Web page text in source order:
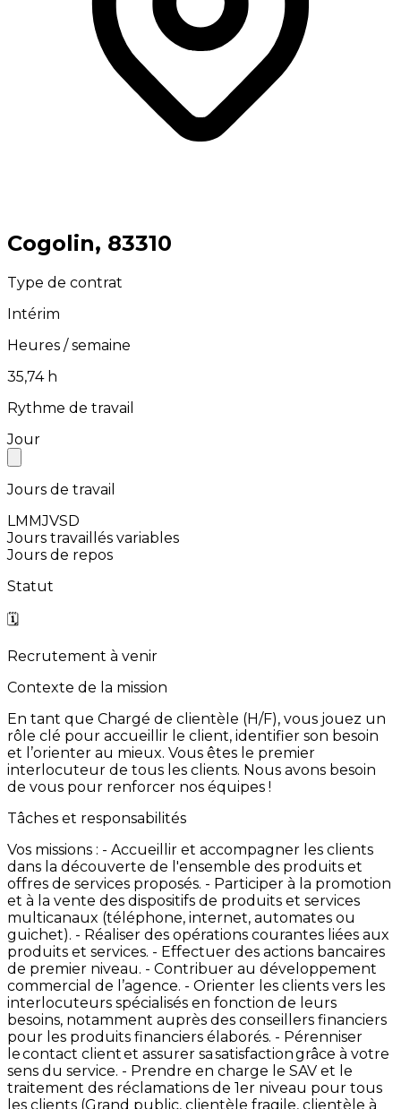
⁨Cogolin⁩, ⁨83310⁩
Type de contrat
Intérim
Heures / semaine
⁨35,74⁩ h
Rythme de travail
Jour
Jours de travail
LMMJVSD
Jours travaillés variables
Jours de repos
Statut
🗓️
Recrutement à venir
Contexte de la mission
En tant que Chargé de clientèle (H/F), vous jouez un
rôle clé pour accueillir le client, identifier son besoin
et l’orienter au mieux. Vous êtes le premier
interlocuteur de tous les clients. Nous avons besoin
de vous pour renforcer nos équipes !
Tâches et responsabilités
Vos missions : - Accueillir et accompagner les clients
dans la découverte de l'ensemble des produits et
offres de services proposés. - Participer à la promotion
et à la vente des dispositifs de produits et services
multicanaux (téléphone, internet, automates ou
guichet). - Réaliser des opérations courantes liées aux
produits et services. - Effectuer des actions bancaires
de premier niveau. - Contribuer au développement
commercial de l’agence. - Orienter les clients vers les
interlocuteurs spécialisés en fonction de leurs
besoins, notamment auprès des conseillers financiers
pour les produits financiers élaborés. - Pérenniser
le contact client et assurer sa satisfaction grâce à votre
sens du service. - Prendre en charge le SAV et le
traitement des réclamations de 1er niveau pour tous
les clients (Grand public, clientèle fragile, clientèle à